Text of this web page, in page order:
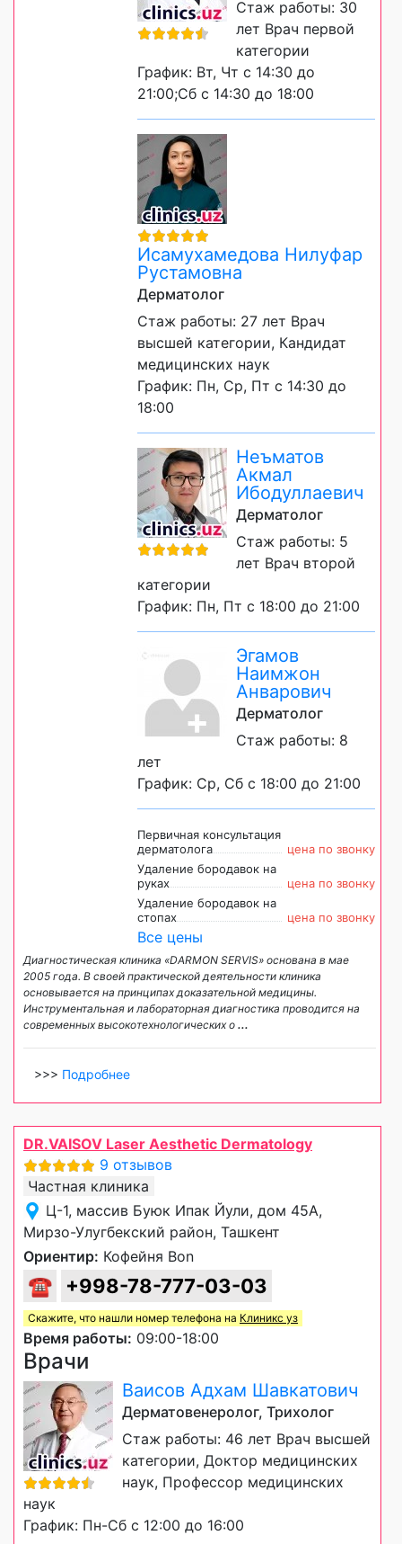
Стаж работы: 30
лет Врач первой
категории
График: Вт, Чт с 14:30 до
21:00;Сб с 14:30 до 18:00
Исамухамедова Нилуфар
Рустамовна
Дерматолог
Стаж работы: 27 лет Врач
высшей категории, Кандидат
медицинских наук
График: Пн, Ср, Пт с 14:30 до
18:00
Неъматов
Акмал
Ибодуллаевич
Дерматолог
Стаж работы: 5
лет Врач второй
категории
График: Пн, Пт с 18:00 до 21:00
Эгамов
Наимжон
Анварович
Дерматолог
Стаж работы: 8
лет
График: Ср, Сб с 18:00 до 21:00
Первичная консультация
дерматолога
цена по звонку
Удаление бородавок на
руках
цена по звонку
Удаление бородавок на
стопах
цена по звонку
Все цены
Диагностическая клиника «DARMON SERVIS» основана в мае
2005 года. В своей практической деятельности клиника
основывается на принципах доказательной медицины.
Инструментальная и лабораторная диагностика проводится на
современных высокотехнологических о ...
>>> Подробнее
DR.VAISOV Laser Aesthetic Dermatology
9 отзывов
Частная клиника
Ц-1, массив Буюк Ипак Йули, дом 45А,
Мирзо-Улугбекский район, Ташкент
Ориентир: Кофейня Bon
☎ +998-78-777-03-03
Скажите, что нашли номер телефона на Клиникс уз
Время работы: 09:00-18:00
Врачи
Ваисов Адхам Шавкатович
Дерматовенеролог, Трихолог
Стаж работы: 46 лет Врач высшей
категории, Доктор медицинских
наук, Профессор медицинских
наук
График: Пн-Сб с 12:00 до 16:00